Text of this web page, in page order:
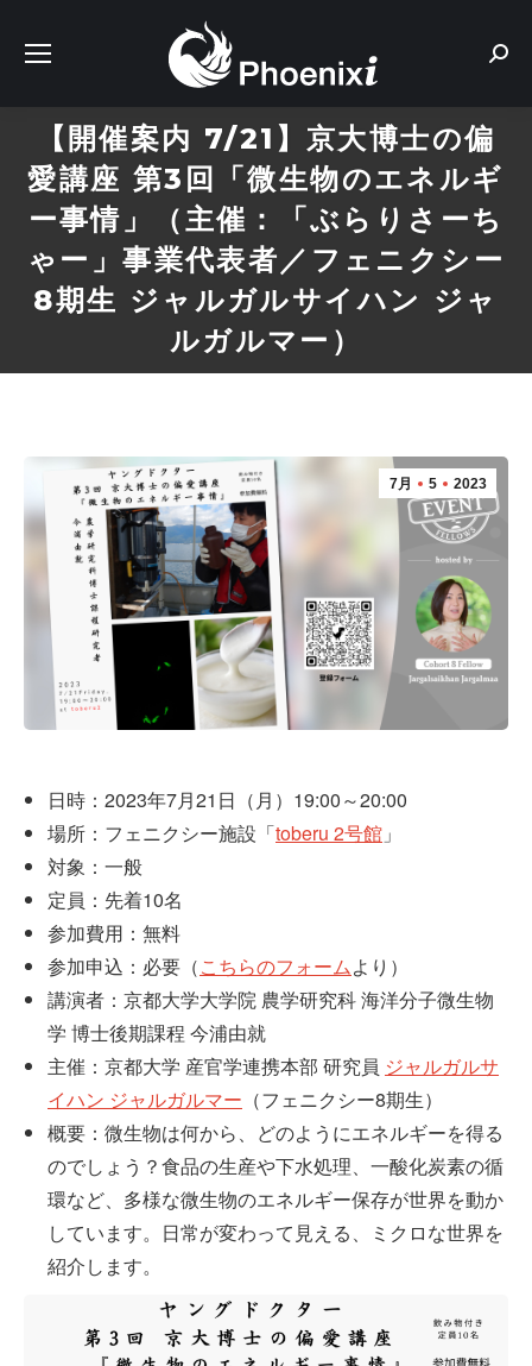
【開催案内 7/21】京大博士の偏
愛講座 第3回「微生物のエネルギ
ー事情」（主催：「ぶらりさーち
ゃー」事業代表者／フェニクシー
8期生 ジャルガルサイハン ジャ
ルガルマー）
7月 5 2023
日時：2023年7月21日（月）19:00～20:00
場所：フェニクシー施設「toberu 2号館 」
対象：一般
定員：先着10名
参加費用：無料
参加申込：必要（こちらのフォームより）
講演者：京都大学大学院 農学研究科 海洋分子微生物
学 博士後期課程 今浦由就
主催：京都大学 産官学連携本部 研究員 ジャルガルサ
イハン ジャルガルマー （フェニクシー8期生）
概要：微生物は何から、どのようにエネルギーを得る
のでしょう？食品の生産や下水処理、一酸化炭素の循
環など、多様な微生物のエネルギー保存が世界を動か
しています。日常が変わって見える、ミクロな世界を
紹介します。